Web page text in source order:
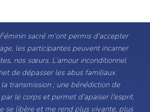
sacré m'ont permis d'accepter
les participantes peuvent incarner
nos sœurs. L’amour inconditionnel
de dépasser les abus familiaux.
transmission ; une bénédiction de
le corps et permet d'apaiser l'esprit.
se libère et me rend plus vivante, plus